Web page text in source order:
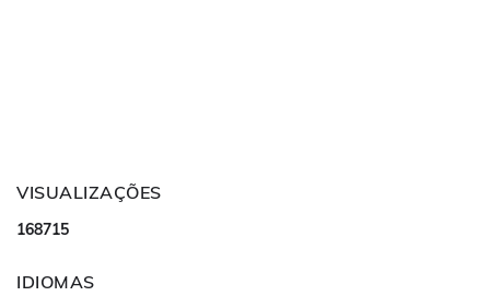
VISUALIZAÇÕES
168715
IDIOMAS